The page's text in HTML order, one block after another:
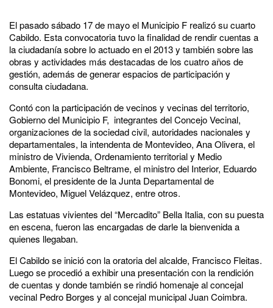
El pasado sábado 17 de mayo el Municipio F realizó su cuarto
Cabildo. Esta convocatoria tuvo la finalidad de rendir cuentas a
la ciudadanía sobre lo actuado en el 2013 y también sobre las
obras y actividades más destacadas de los cuatro años de
gestión, además de generar espacios de participación y
consulta ciudadana.
Contó con la participación de vecinos y vecinas del territorio,
Gobierno del Municipio F, integrantes del Concejo Vecinal,
organizaciones de la sociedad civil, autoridades nacionales y
departamentales, la intendenta de Montevideo, Ana Olivera, el
ministro de Vivienda, Ordenamiento territorial y Medio
Ambiente, Francisco Beltrame, el ministro del Interior, Eduardo
Bonomi, el presidente de la Junta Departamental de
Montevideo, Miguel Velázquez, entre otros.
Las estatuas vivientes del “Mercadito” Bella Italia, con su puesta
en escena, fueron las encargadas de darle la bienvenida a
quienes llegaban.
El Cabildo se inició con la oratoria del alcalde, Francisco Fleitas.
Luego se procedió a exhibir una presentación con la rendición
de cuentas y donde también se rindió homenaje al concejal
vecinal Pedro Borges y al concejal municipal Juan Coimbra.